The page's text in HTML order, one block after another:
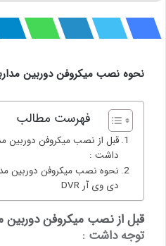
نحوه نصب میکروفن دوربین
فهرست مطالب
قبل از نصب میکروفن دوربین
داشت :
نحوه نصب میکروفن دوربین
دی وی آر DVR
قبل از نصب میکروفن دوربین
توجه داشت :